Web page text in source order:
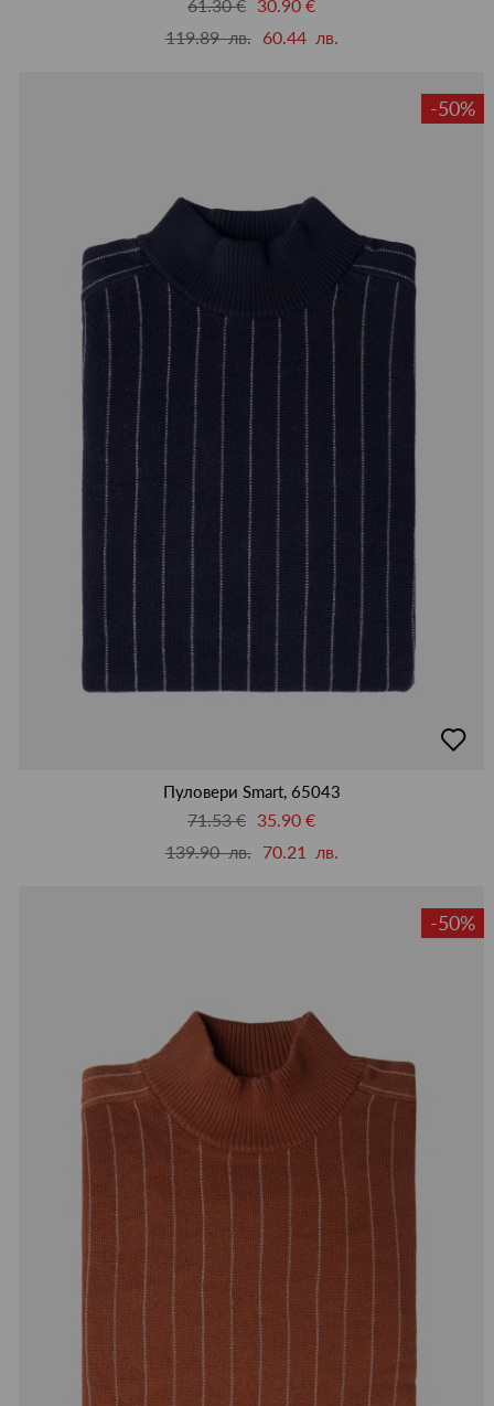
61.30 € 30.90 €
119.89 лв.
60.44 лв.
-50%
в
Пуловери Smart, 65043
71.53 € 35.90 €
139.90 лв.
70.21 лв.
-50%